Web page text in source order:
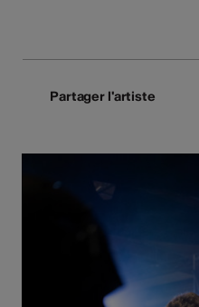
Partager l'artiste